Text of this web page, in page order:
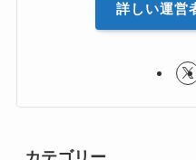
詳しい運営